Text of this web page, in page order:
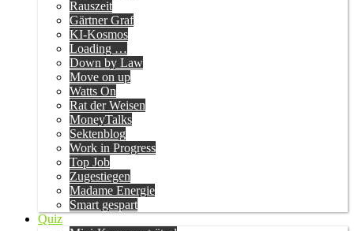
Rauszeit
Gärtner Graf
KI-Kosmos
Loading …
Down by Law
Move on up
Watts On
Rat der Weisen
MoneyTalks
Sektenblog
Work in Progress
Top Job
Zugestiegen
Madame Energie
Smart gespart
Quiz